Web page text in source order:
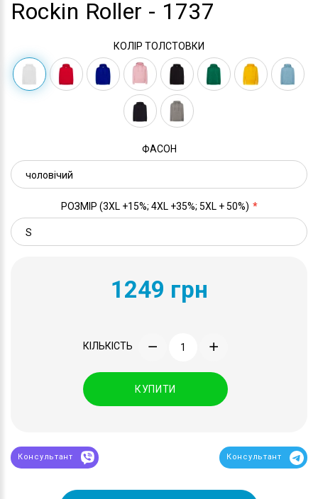
Rockin Roller - 1737
КОЛІР ТОЛСТОВКИ
ФАСОН
РОЗМІР (3XL +15%; 4XL +35%; 5XL + 50%)
1249 грн
КІЛЬКІСТЬ
КУПИТИ
Консультант Консультант